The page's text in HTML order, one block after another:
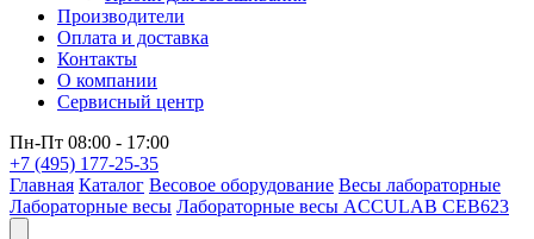
Производители
Оплата и доставка
Контакты
О компании
Сервисный центр
Пн-Пт 08:00 - 17:00
+7 (495) 177-25-35
Главная Каталог Весовое оборудование Весы лабораторные
Лабораторные весы Лабораторные весы ACCULAB CEB623